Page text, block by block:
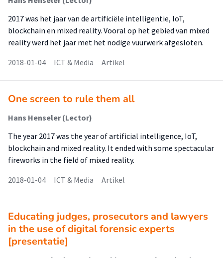
2017 was het jaar van de artificiële intelligentie, IoT,
blockchain en mixed reality. Vooral op het gebied van mixed
reality werd het jaar met het nodige vuurwerk afgesloten.
2018-01-04
ICT & Media Artikel
One screen to rule them all
Hans Henseler (Lector)
The year 2017 was the year of artificial intelligence, IoT,
blockchain and mixed reality. It ended with some spectacular
fireworks in the field of mixed reality.
2018-01-04
ICT & Media Artikel
Educating judges, prosecutors and lawyers
in the use of digital forensic experts
[presentatie]